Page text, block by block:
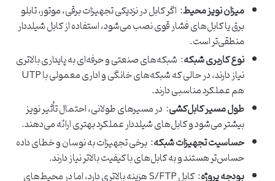
میزان نویز محیط: اگر کابل در نزدیکی تجهیزات برقی، موتور، تابلو
برق یا کابل‌های فشار قوی نصب می‌شود، استفاده از کابل شیلددار
منطقی‌تر است.
نوع کاربری شبکه: شبکه‌های صنعتی و حرفه‌ای به پایداری بالاتری
نیاز دارند، در حالی که شبکه‌های خانگی و اداری معمولی با UTP
هم عملکرد مناسبی دارند.
طول مسیر کابل‌کشی: در مسیرهای طولانی، احتمال تأثیر نویز
بیشتر می‌شود و کابل‌های شیلددار عملکرد بهتری ارائه می‌دهند.
حساسیت تجهیزات شبکه: برخی تجهیزات به نوسان و خطای داده
حساس‌تر هستند و به کابل‌های با کیفیت بالاتر نیاز دارند.
بودجه پروژه
: کابل S/FTP هزینه بالاتری دارد، اما در محیط‌های